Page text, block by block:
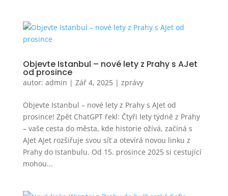
Objevte Istanbul – nové lety z Prahy s AJet
od prosince
autor: admin | Zář 4, 2025| zprávy
Objevte Istanbul – nové lety z Prahy s AJet od
prosince! Zpět ChatGPT řekl: Čtyři lety týdně z Prahy
– vaše cesta do města, kde historie ožívá, začíná s
AJet AJet rozšiřuje svou síť a otevírá novou linku z
Prahy do Istanbulu. Od 15. prosince 2025 si cestující
mohou...